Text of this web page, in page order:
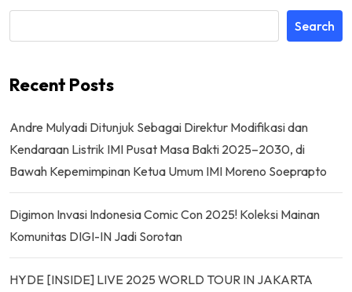
Search
Recent Posts
Andre Mulyadi Ditunjuk Sebagai Direktur Modifikasi dan
Kendaraan Listrik IMI Pusat Masa Bakti 2025–2030, di
Bawah Kepemimpinan Ketua Umum IMI Moreno Soeprapto
Digimon Invasi Indonesia Comic Con 2025! Koleksi Mainan
Komunitas DIGI-IN Jadi Sorotan
HYDE [INSIDE] LIVE 2025 WORLD TOUR IN JAKARTA